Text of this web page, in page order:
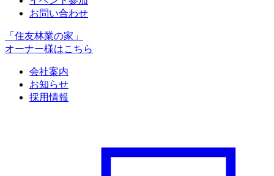
お問い合わせ
「住友林業の家」
オーナー様はこちら
会社案内
お知らせ
採用情報